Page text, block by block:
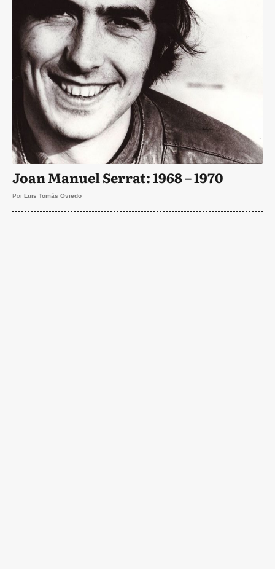
Joan Manuel Serrat: 1968 – 1970
Por Luis Tomás Oviedo